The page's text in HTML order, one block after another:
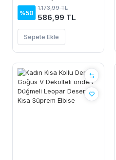
Bağlamalı Leopar
Desen Kolsuz Mini
Mikro Elbise
%50
1.173,99 TL
586,99 TL
Sepete Ekle